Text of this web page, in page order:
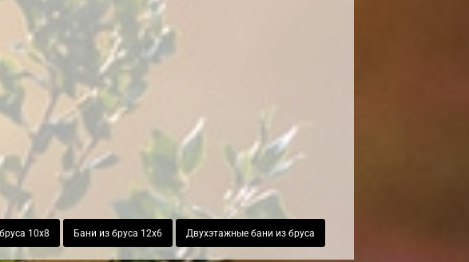
10х8 Бани из бруса 12х6 Двухэтажные бани из бруса